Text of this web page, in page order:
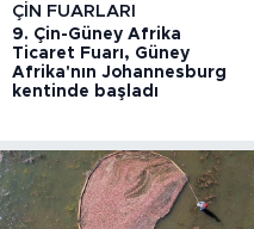
ÇIN FUARLARI
9. Çin-Güney Afrika
Ticaret Fuarı, Güney
Afrika'nın Johannesburg
kentinde başladı